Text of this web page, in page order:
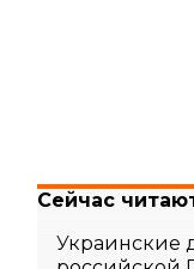
Сейчас
Украинские